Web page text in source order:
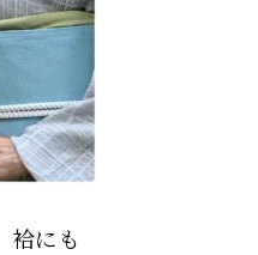
袷にも